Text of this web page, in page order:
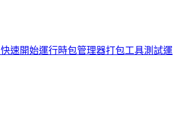
快速開始運行時包管理器打包工具測試運